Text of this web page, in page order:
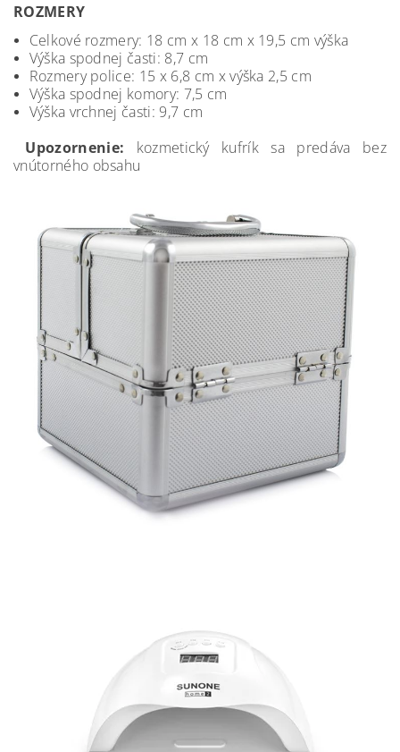
ROZMERY
Celkové rozmery: 18 cm x 18 cm x 19,5 cm výška
Výška spodnej časti: 8,7 cm
Rozmery police: 15 x 6,8 cm x výška 2,5 cm
Výška spodnej komory: 7,5 cm
Výška vrchnej časti: 9,7 cm
Upozornenie: kozmetický kufrík sa predáva bez
vnútorného obsahu